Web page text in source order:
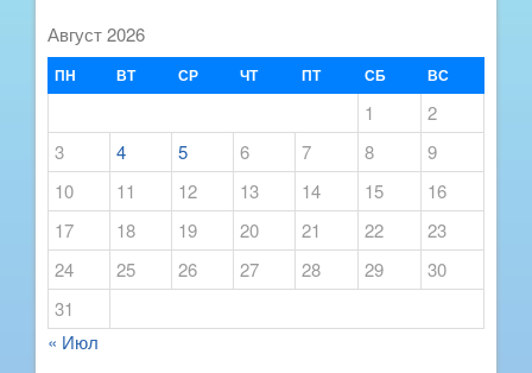
Август 2026
ПН ВТ СР ЧТ ПТ СБ ВС
1
2
3
4 5 6 7 8
9
10
11 12 13 14 15
16
17
18 19 20 21 22
23
24
25 26 27 28 29
30
31
« Июл